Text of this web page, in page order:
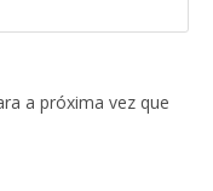
a próxima vez que